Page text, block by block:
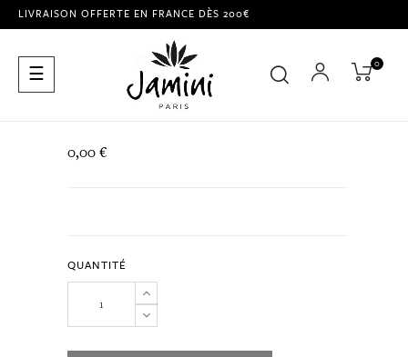
LIVRAISON OFFERTE EN FRANCE DÈS 200€
Basculer
la
☰ 0
0,00 €
QUANTITÉ